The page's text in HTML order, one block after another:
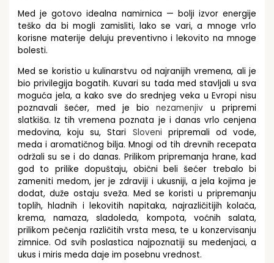
Med je gotovo idealna namirnica — bolji izvor energije
teško da bi mogli zamisliti, lako se vari, a mnoge vrlo
korisne materije deluju preventivno i lekovito na mnoge
bolesti.
Med se koristio u kulinarstvu od najranijih vremena, ali je
bio privilegija bogatih. Kuvari su tada med stavljali u sva
moguća jela, a kako sve do srednjeg veka u Evropi nisu
poznavali šećer, med je bionezamenjiv u pripremi
slatkiša. Iz tih vremena poznata je i danas vrlo cenjena
medovina, koju su, Stari Sloveni pripremali od vode,
meda i aromatičnog bilja. Mnogi od tih drevnih recepata
održali su se i do danas. Prilikom pripremanja hrane, kad
god to prilike dopuštaju, obični beli šećer trebalo bi
zameniti medom, jer je zdraviji i ukusniji, a jela kojima je
dodat, duže ostaju sveža. Med se koristi u pripremanju
toplih, hladnih i lekovitih napitaka, najrazličitijih kolača,
krema, namaza, sladoleda, kompota, voćnih salata,
prilikom pečenja različitih vrsta mesa, te u konzervisanju
zimnice. Od svih poslastica najpoznatiji su medenjaci, a
ukus i miris meda daje im posebnu vrednost.